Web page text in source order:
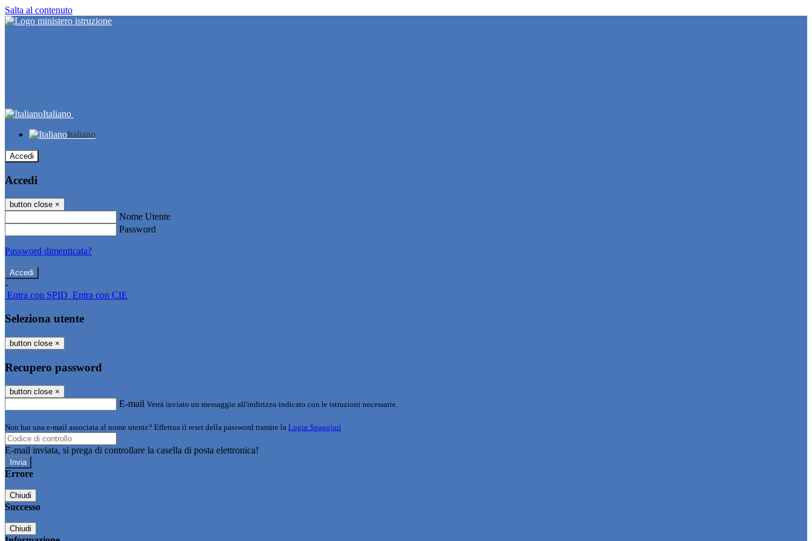
Salta al contenuto
Italiano
Italiano
Accedi
Accedi
button close ×
Nome Utente
Password
Password dimenticata?
-
Entra con SPID Entra con CIE
Seleziona utente
button close ×
Recupero password
button close ×
E-mail Verrà inviato un messaggio all'indirizzo indicato con le istruzioni necessarie.
Non hai una e-mail associata al nome utente? Effettua il reset della password tramite la Login Spaggiari
E-mail inviata, si prega di controllare la casella di posta elettronica!
Errore
Chiudi
Successo
Chiudi